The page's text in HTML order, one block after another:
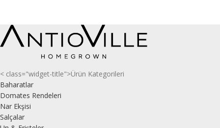
< class="widget-title">Ürün Kategorileri
Baharatlar
Domates Rendeleri
Nar Ekşisi
Salçalar